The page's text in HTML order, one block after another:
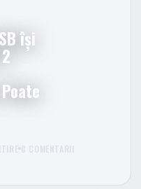
îşi
0 COMENTARII